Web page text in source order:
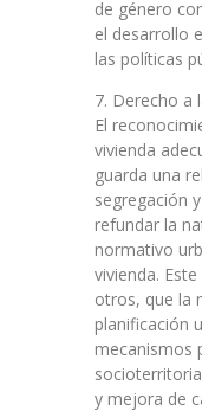
de género
el desarrollo
las políticas
7. Derecho a
El
vivienda
guarda una
segregación
refundar la
normativo
vivienda.
otros, que la
planificación
mecanismos
y mejora de